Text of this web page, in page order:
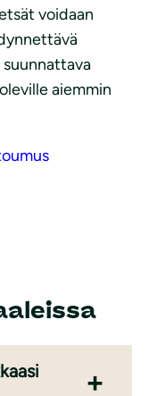
voidaan
aiemmin